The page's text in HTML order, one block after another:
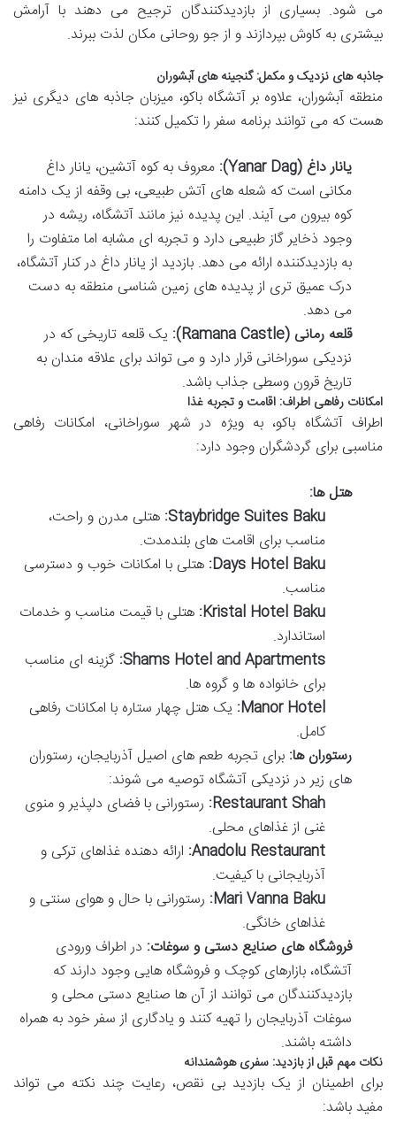
می شود. بسیاری از بازدیدکنندگان ترجیح می دهند با آرامش
بیشتری به کاوش بپردازند و از جو روحانی مکان لذت ببرند.
جاذبه های نزدیک و مکمل: گنجینه های آبشوران
منطقه آبشوران، علاوه بر آتشگاه باکو، میزبان جاذبه های دیگری نیز
هست که می توانند برنامه سفر را تکمیل کنند:
یانار داغ (Yanar Dag):
معروف به کوه آتشین، یانار داغ
مکانی است که شعله های آتش طبیعی، بی وقفه از یک دامنه
کوه بیرون می آیند. این پدیده نیز مانند آتشگاه، ریشه در
وجود ذخایر گاز طبیعی دارد و تجربه ای مشابه اما متفاوت را
به بازدیدکننده ارائه می دهد. بازدید از یانار داغ در کنار آتشگاه،
درک عمیق تری از پدیده های زمین شناسی منطقه به دست
می دهد.
قلعه رمانی (Ramana Castle):
یک قلعه تاریخی که در
نزدیکی سوراخانی قرار دارد و می تواند برای علاقه مندان به
تاریخ قرون وسطی جذاب باشد.
امکانات رفاهی اطراف: اقامت و تجربه غذا
اطراف آتشگاه باکو، به ویژه در شهر سوراخانی، امکانات رفاهی
مناسبی برای گردشگران وجود دارد:
هتل ها:
Staybridge Suites Baku: هتلی مدرن و راحت،
مناسب برای اقامت های بلندمدت.
Days Hotel Baku: هتلی با امکانات خوب و دسترسی
مناسب.
Kristal Hotel Baku: هتلی با قیمت مناسب و خدمات
استاندارد.
Shams Hotel and Apartments: گزینه ای مناسب
برای خانواده ها و گروه ها.
Manor Hotel: یک هتل چهار ستاره با امکانات رفاهی
کامل.
رستوران ها: برای تجربه طعم های اصیل آذربایجان، رستوران
های زیر در نزدیکی آتشگاه توصیه می شوند:
Restaurant Shah: رستورانی با فضای دلپذیر و منوی
غنی از غذاهای محلی.
Anadolu Restaurant: ارائه دهنده غذاهای ترکی و
آذربایجانی با کیفیت.
Mari Vanna Baku: رستورانی با حال و هوای سنتی و
غذاهای خانگی.
فروشگاه های صنایع دستی و سوغات: در اطراف ورودی
آتشگاه، بازارهای کوچک و فروشگاه هایی وجود دارند که
بازدیدکنندگان می توانند از آن ها صنایع دستی محلی و
سوغات آذربایجان را تهیه کنند و یادگاری از سفر خود به همراه
داشته باشند.
نکات مهم قبل از بازدید: سفری هوشمندانه
برای اطمینان از یک بازدید بی نقص، رعایت چند نکته می تواند
مفید باشد: